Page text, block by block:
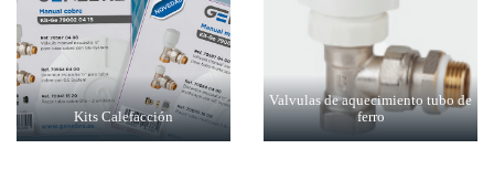
Kits Calefacción
Valvulas de aquecimiento tubo de
ferro